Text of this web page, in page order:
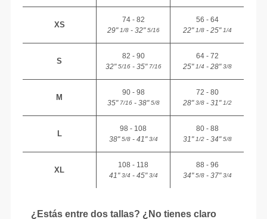
XS
74 - 82
29"1/8- 32"5/16
56 - 64
22"1/8- 25"1/4
S
82 - 90
32"5/16- 35"7/16
64 - 72
25"1/4 - 28"3/8
M
90 - 98
35"7/16- 38"5/8
72 - 80
28"3/8- 31"1/2
L
98 - 108
38"5/8- 41"3/4
80 - 88
31"1/2- 34"5/8
XL
108 - 118
41"3/4 - 45"3/4
88 - 96
34"5/8- 37"3/4
¿Estás entre dos tallas? ¿No tienes claro